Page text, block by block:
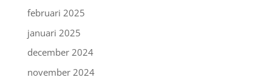
februari 2025
januari 2025
december 2024
november 2024